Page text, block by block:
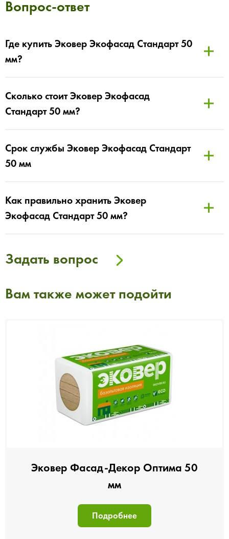
Вопрос-ответ
Где купить Эковер Экофасад Стандарт 50
мм?
Сколько стоит Эковер Экофасад
Стандарт 50 мм?
Срок службы Эковер Экофасад Стандарт
50 мм
Как правильно хранить Эковер
Экофасад Стандарт 50 мм?
Задать вопрос
Вам также может подойти
Эковер Фасад-Декор Оптима 50
мм
Подробнее